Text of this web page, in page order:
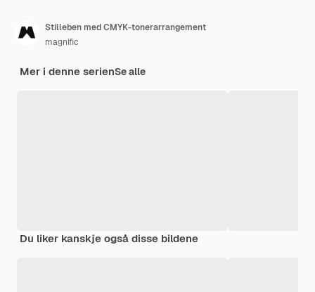
Stilleben med CMYK-tonerarrangement
magnific
Mer i denne serienSe alle
Du liker kanskje også disse bildene